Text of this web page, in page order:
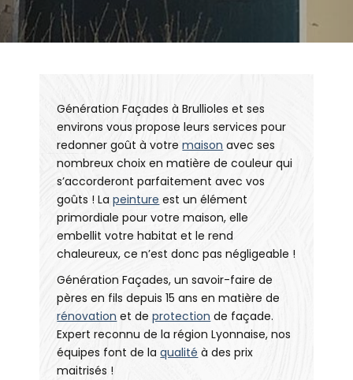
Génération Façades à Brullioles et ses
environs vous propose leurs services pour
redonner goût à votremaison avec ses
nombreux choix en matière de couleur qui
s’accorderont parfaitement avec vos
goûts ! Lapeinture est un élément
primordiale pour votre maison, elle
embellit votre habitat et le rend
chaleureux, ce n’est donc pas négligeable !
Génération Façades, un savoir-faire de
pères en fils depuis 15 ans en matière de
rénovation et deprotection de façade.
Expert reconnu de la région Lyonnaise, nos
équipes font de laqualité à des prix
maitrisés !